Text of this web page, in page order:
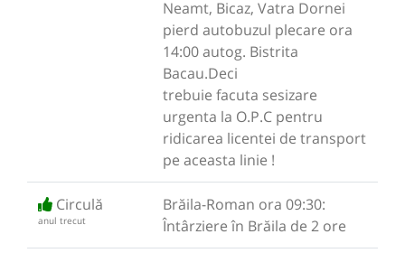
Neamt, Bicaz, Vatra Dornei
pierd autobuzul plecare ora
14:00 autog. Bistrita
Bacau.Deci
trebuie facuta sesizare
urgenta la O.P.C pentru
ridicarea licentei de transport
pe aceasta linie !
Circulă
anul trecut
Brăila-Roman ora 09:30:
Întârziere în Brăila de 2 ore